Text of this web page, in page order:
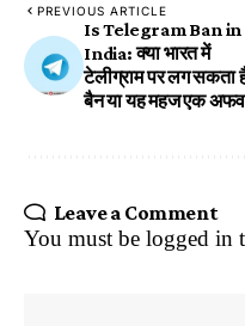
PREVIOUS ARTICLE
Is Telegram Ban in
India: क्या भारत में
टेलीग्राम पर लग सकता
बैन या यह महज एक
Leave a Comment
You must be logged in